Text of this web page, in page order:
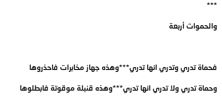
***
والحموات أربعة
فحماة تدري وتدري انها تدري***وهذه جهاز مخابرات فاحذروها
وحماة تدري ولا تدري انها تدري***وهذه قنبلة موقوتة فابطلوها